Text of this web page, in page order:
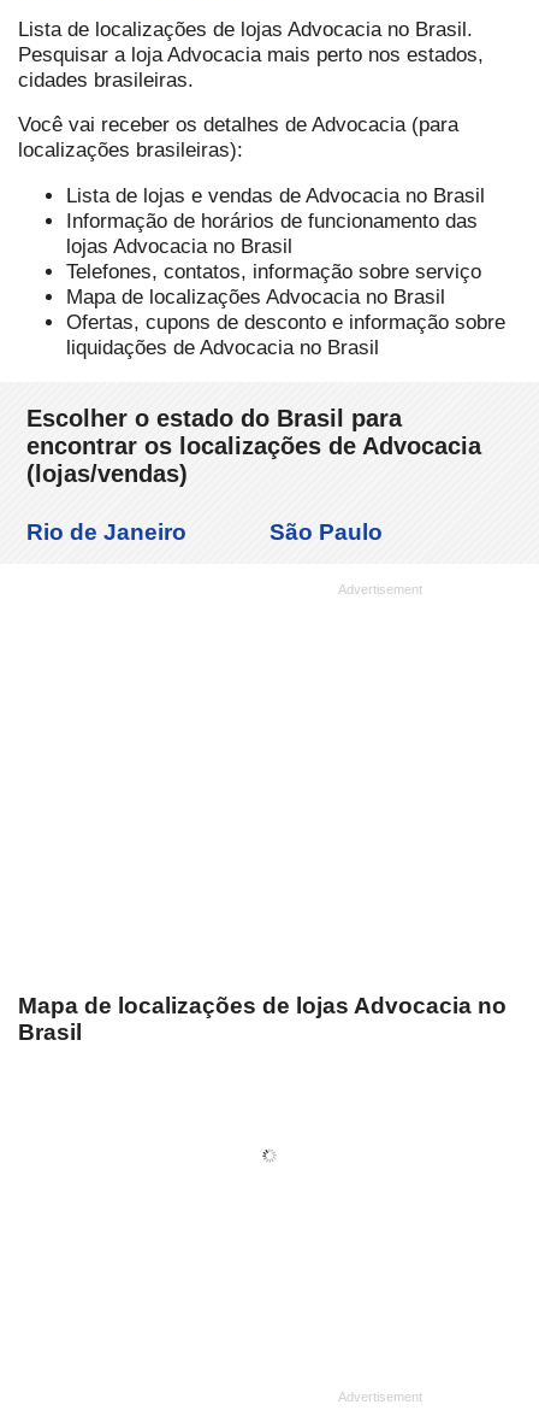
Lista de localizações de lojas Advocacia no Brasil.
Pesquisar a loja Advocacia mais perto nos estados,
cidades brasileiras.
Você vai receber os detalhes de Advocacia (para
localizações brasileiras):
Lista de lojas e vendas de Advocacia no Brasil
Informação de horários de funcionamento das
lojas Advocacia no Brasil
Telefones, contatos, informação sobre serviço
Mapa de localizações Advocacia no Brasil
Ofertas, cupons de desconto e informação sobre
liquidações de Advocacia no Brasil
Escolher o estado do Brasil para
encontrar os localizações de Advocacia
(lojas/vendas)
Rio de Janeiro São Paulo
Mapa de localizações de lojas Advocacia no
Brasil